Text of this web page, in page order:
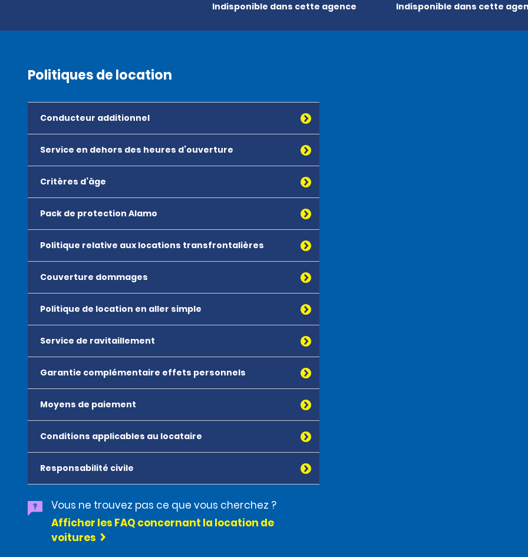
Indisponible dans cette agence Indisponible dans cette
Politiques de location
Conducteur additionnel
Service en dehors des heures d’ouverture
Critères d’âge
Pack de protection Alamo
Politique relative aux locations transfrontalières
Couverture dommages
Politique de location en aller simple
Service de ravitaillement
Garantie complémentaire effets personnels
Moyens de paiement
Conditions applicables au locataire
Responsabilité civile
Vous ne trouvez pas ce que vous cherchez ?
Afficher les FAQ concernant la location de
voitures